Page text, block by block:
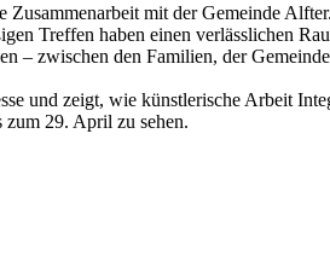
mit der Gemeinde
Treffen haben einen verlässlichen
– zwischen den Familien, der
und zeigt, wie künstlerische Arbeit
29. April zu sehen.